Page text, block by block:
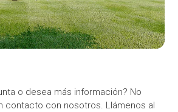
o desea más información? No
contacto con nosotros. Llámenos al